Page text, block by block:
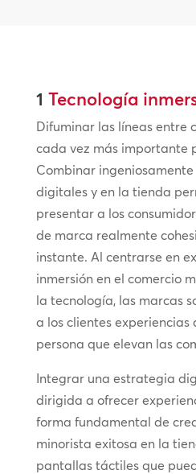
1 Tecnología
Difuminar las líneas entre
cada vez más importante
Combinar
digitales y en la tienda
presentar a los
de marca realmente
instante. Al centrarse en
inmersión en el comercio
la tecnología, las marcas
a los clientes experiencias
persona que elevan las
Integrar una estrategia
dirigida a ofrecer
forma fundamental de
minorista exitosa en la
pantallas táctiles que